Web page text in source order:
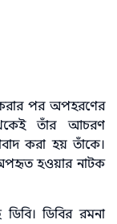
পর অপহরণের
তাঁর আচরণ
করা হয় তাঁকে।
হওয়ার নাটক
ডিবির রমনা